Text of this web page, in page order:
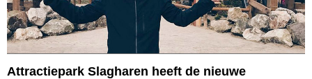
Attractiepark Slagharen heeft de nieuwe